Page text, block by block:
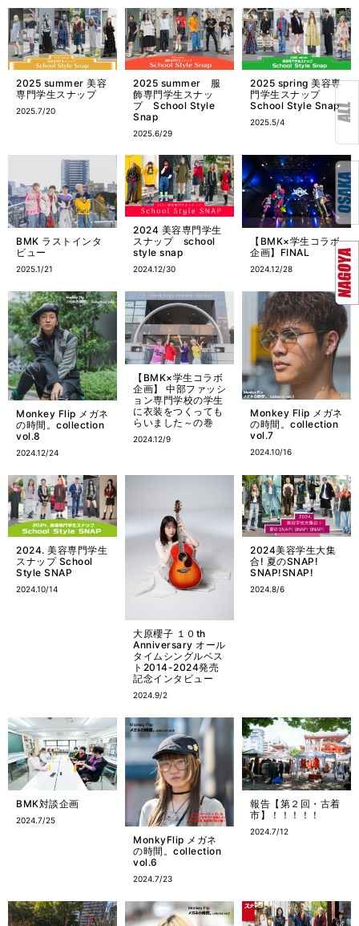
2025 summer 美容
専門学生スナップ
2025.7/20
2025 summer 服
飾専門学生スナッ
プ School Style
Snap
2025.6/29
2025 spring 美容専
門学生スナップ
School Style Snap
2025.5/4
BMK ラストインタ
ビュー
2025.1/21
2024 美容専門学生
スナップ school
style snap
2024.12/30
【BMK×学生コラボ
企画】FINAL
2024.12/28
Monkey Flip メガネ
の時間。collection
vol.8
2024.12/24
【BMK×学生コラボ
企画】 中部ファッシ
ョン専門学校の学生
に衣装をつくっても
らいました～の巻
2024.12/9
Monkey Flip メガネ
の時間。collection
vol.7
2024.10/16
2024. 美容専門学生
スナップ School
Style SNAP
2024.10/14
大原櫻子 １０th
Anniversary オール
タイムシングルベス
ト2014-2024発売
記念インタビュー
2024.9/2
2024美容学生大集
合! 夏のSNAP!
SNAP!SNAP!
2024.8/6
BMK対談企画
2024.7/25
MonkyFlip メガネ
の時間。collection
vol.6
2024.7/23
報告【第２回・古着
市】！！！！！
2024.7/12